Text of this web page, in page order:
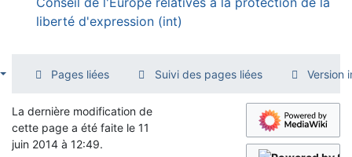
liberté d'expression (int)
Pages liées Suivi des pages liées Version
La dernière modification de
cette page a été faite le 11
juin 2014 à 12:49.